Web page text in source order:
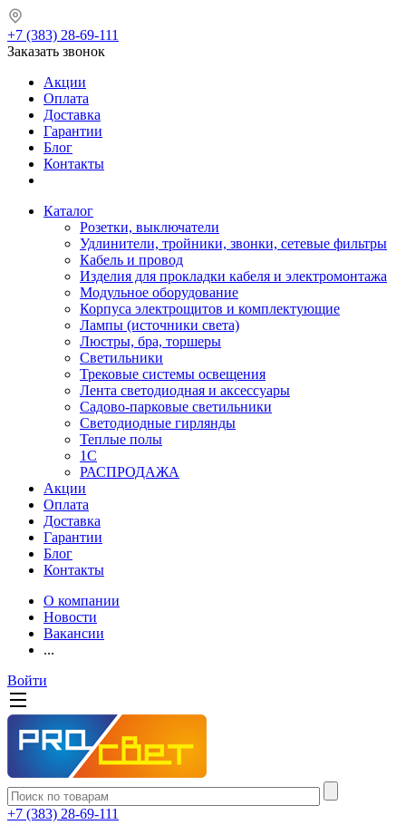
+7 (383) 28-69-111
Заказать звонок
Акции
Оплата
Доставка
Гарантии
Блог
Контакты
Каталог
Розетки, выключатели
Удлинители, тройники, звонки, сетевые фильтры
Кабель и провод
Изделия для прокладки кабеля и электромонтажа
Модульное оборудование
Корпуса электрощитов и комплектующие
Лампы (источники света)
Люстры, бра, торшеры
Светильники
Трековые системы освещения
Лента светодиодная и аксессуары
Садово-парковые светильники
Светодиодные гирлянды
Теплые полы
1С
РАСПРОДАЖА
Акции
Оплата
Доставка
Гарантии
Блог
Контакты
О компании
Новости
Вакансии
...
Войти
+7 (383) 28-69-111